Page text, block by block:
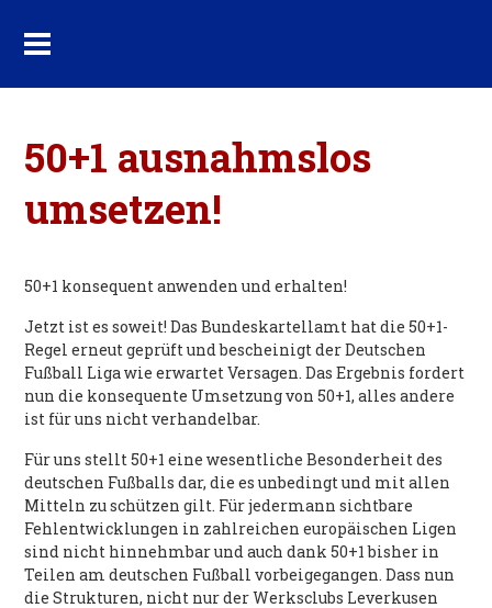
50+1 ausnahmslos
umsetzen!
50+1 konsequent anwenden und erhalten!
Jetzt ist es soweit! Das Bundeskartellamt hat die 50+1-
Regel erneut geprüft und bescheinigt der Deutschen
Fußball Liga wie erwartet Versagen. Das Ergebnis fordert
nun die konsequente Umsetzung von 50+1, alles andere
ist für uns nicht verhandelbar.
Für uns stellt 50+1 eine wesentliche Besonderheit des
deutschen Fußballs dar, die es unbedingt und mit allen
Mitteln zu schützen gilt. Für jedermann sichtbare
Fehlentwicklungen in zahlreichen europäischen Ligen
sind nicht hinnehmbar und auch dank 50+1 bisher in
Teilen am deutschen Fußball vorbeigegangen. Dass nun
die Strukturen, nicht nur der Werksclubs Leverkusen